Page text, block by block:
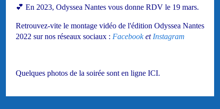
💕 En 2023, Odyssea Nantes vous donne RDV le 19 mars.
Retrouvez-vite le montage vidéo de l'édition Odyssea Nantes
2022 sur nos réseaux sociaux : Facebooket Instagram
Quelques photos de la soirée sont en ligne ICI.